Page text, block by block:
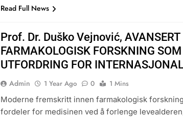
Read Full News
Prof. Dr. Duško Vejnović, AVANSERT
FARMAKOLOGISK FORSKNING SOM
UTFORDRING FOR
Admin 1 Year Ago 0
1 Mins
Moderne fremskritt innen farmakologisk
fordeler for medisinen ved å forlenge